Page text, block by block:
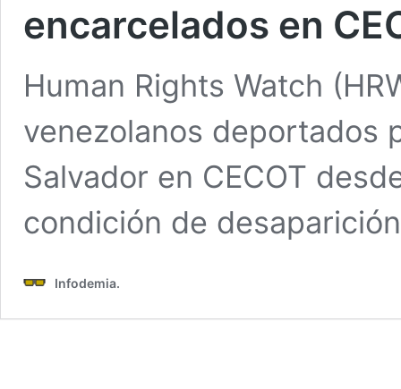
encarcelados en
Human Rights Watch
venezolanos deportados
Salvador en CECOT
condición de
Infodemia.